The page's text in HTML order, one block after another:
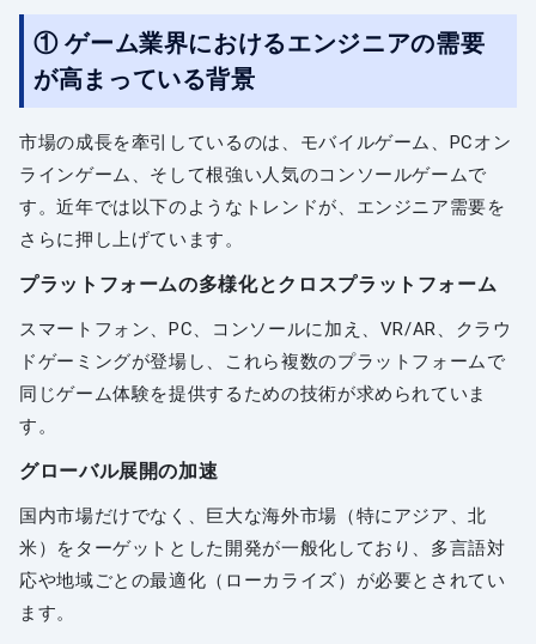
① ゲーム業界におけるエンジニアの需要
が高まっている背景
市場の成長を牽引しているのは、モバイルゲーム、PCオン
ラインゲーム、そして根強い人気のコンソールゲームで
す。近年では以下のようなトレンドが、エンジニア需要を
さらに押し上げています。
プラットフォームの多様化とクロスプラットフォーム
スマートフォン、PC、コンソールに加え、VR/AR、クラウ
ドゲーミングが登場し、これら複数のプラットフォームで
同じゲーム体験を提供するための技術が求められていま
す。
グローバル展開の加速
国内市場だけでなく、巨大な海外市場（特にアジア、北
米）をターゲットとした開発が一般化しており、多言語対
応や地域ごとの最適化（ローカライズ）が必要とされてい
ます。